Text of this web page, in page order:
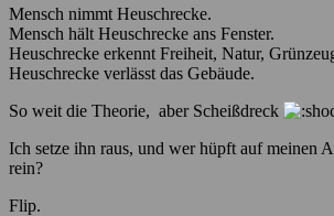
Mensch nimmt Heuschrecke.
Mensch hält Heuschrecke ans Fenster.
Heuschrecke erkennt Freiheit, Natur,
Heuschrecke verlässt das Gebäude.
So weit die Theorie, aber Scheißdreck
Ich setze ihn raus, und wer hüpft auf meinen
rein?
Flip.